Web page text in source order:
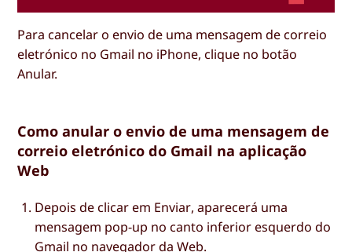
Para cancelar o envio de uma mensagem de correio
eletrónico no Gmail no iPhone, clique no botão
Anular.
Como anular o envio de uma mensagem de
correio eletrónico do Gmail na aplicação
Web
Depois de clicar em Enviar, aparecerá uma
mensagem pop-up no canto inferior esquerdo do
Gmail no navegador da Web.